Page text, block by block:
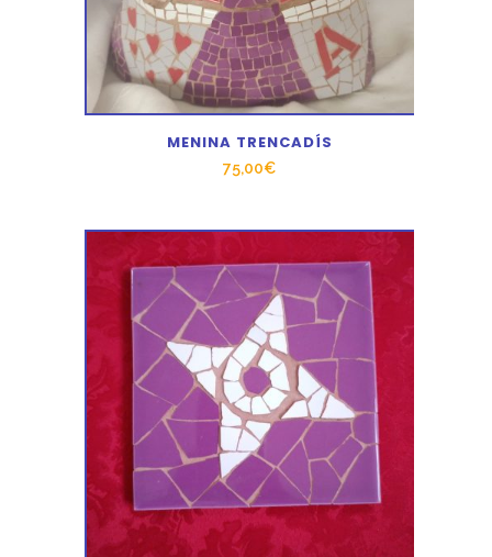
MENINA TRENCADÍS
75,00€